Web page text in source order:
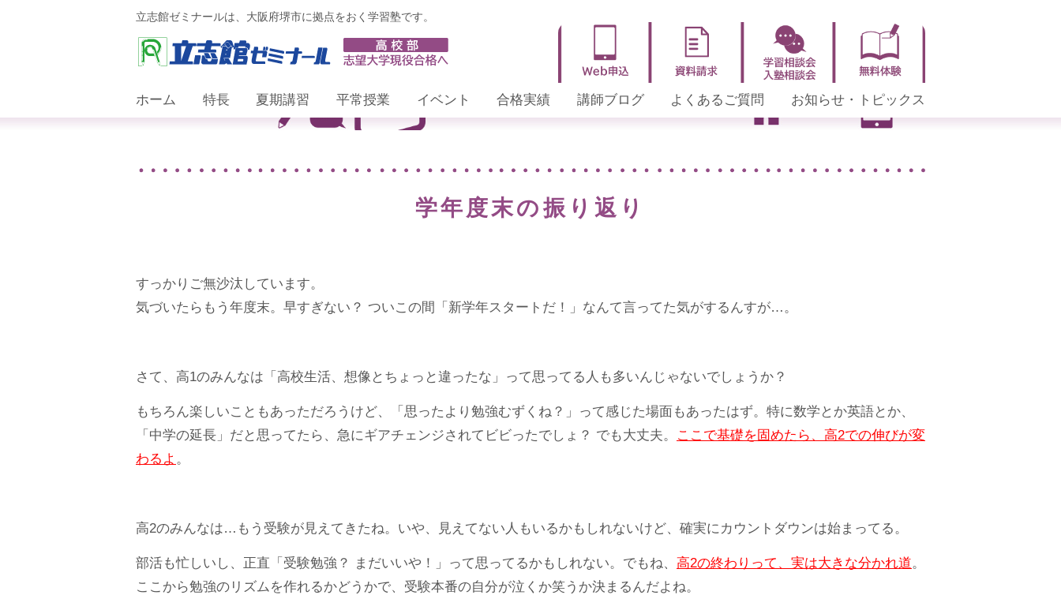
立志館ゼミナールは、大阪府堺市に拠点をおく学習塾です。
ホーム 特長 夏期講習 平常授業 イベント 合格実績 講師ブログ よくあるご質問 お知らせ・トピックス
講師ブログ
学年度末の振り返り
すっかりご無沙汰しています。
気づいたらもう年度末。早すぎない？ ついこの間「新学年スタートだ！」なんて言ってた気がするんすが…。
さて、高1のみんなは「高校生活、想像とちょっと違ったな」って思ってる人も多いんじゃないでしょうか？
もちろん楽しいこともあっただろうけど、「思ったより勉強むずくね？」って感じた場面もあったはず。特に数学とか英語とか、
「中学の延長」だと思ってたら、急にギアチェンジされてビビったでしょ？ でも大丈夫。
ここで基礎を固めたら、高2での伸びが変
わるよ 。
高2のみんなは…もう受験が見えてきたね。いや、見えてない人もいるかもしれないけど、確実にカウントダウンは始まってる。
部活も忙しいし、正直「受験勉強？ まだいいや！」って思ってるかもしれない。でもね、 高2の終わりって、実は大きな分かれ道。
ここから勉強のリズムを作れるかどうかで、受験本番の自分が泣くか笑うか決まるんだよね。